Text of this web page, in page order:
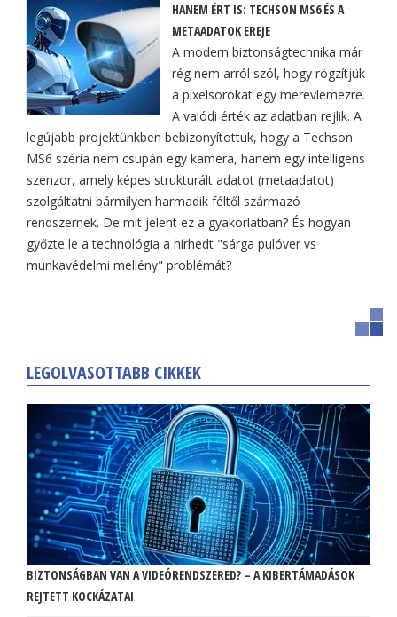
HANEM ÉRT IS: TECHSON MS6 ÉS A
METAADATOK EREJE
A modern biztonságtechnika már
rég nem arról szól, hogy rögzítjük
a pixelsorokat egy merevlemezre.
A valódi érték az adatban rejlik. A
legújabb projektünkben bebizonyítottuk, hogy a Techson
MS6 széria nem csupán egy kamera, hanem egy intelligens
szenzor, amely képes strukturált adatot (metaadatot)
szolgáltatni bármilyen harmadik féltől származó
rendszernek. De mit jelent ez a gyakorlatban? És hogyan
győzte le a technológia a hírhedt "sárga pulóver vs
munkavédelmi mellény" problémát?
LEGOLVASOTTABB CIKKEK
BIZTONSÁGBAN VAN A VIDEÓRENDSZERED? – A KIBERTÁMADÁSOK
REJTETT KOCKÁZATAI